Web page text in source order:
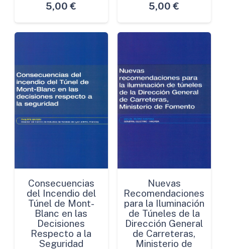
5,00 €
5,00 €
Consecuencias
del Incendio del
Túnel de Mont-
Blanc en las
Decisiones
Respecto a la
Seguridad
Nuevas
Recomendaciones
para la Iluminación
de Túneles de la
Dirección General
de Carreteras,
Ministerio de